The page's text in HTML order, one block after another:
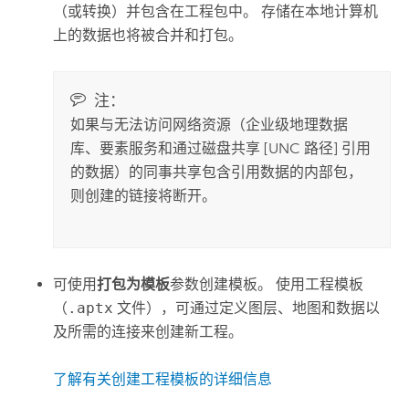
（或转换）并包含在工程包中。 存储在本地计算机
上的数据也将被合并和打包。
注：
如果与无法访问网络资源（企业级地理数据
库、要素服务和通过磁盘共享 [UNC 路径] 引用
的数据）的同事共享包含引用数据的内部包，
则创建的链接将断开。
可使用打包为模板参数创建模板。 使用工程模板
（ .aptx 文件），可通过定义图层、地图和数据以
及所需的连接来创建新工程。
了解有关创建工程模板的详细信息